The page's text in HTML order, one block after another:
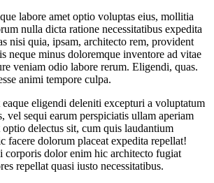
labore amet optio voluptas eius, mollitia
nulla dicta ratione necessitatibus expedita
nisi quia, ipsam, architecto rem, provident
neque minus doloremque inventore ad vitae
veniam odio labore rerum. Eligendi, quas.
animi tempore culpa.
eligendi deleniti excepturi a voluptatum
vel sequi earum perspiciatis ullam aperiam
delectus sit, cum quis laudantium
facere dolorum placeat expedita repellat!
corporis dolor enim hic architecto fugiat
repellat quasi iusto necessitatibus.